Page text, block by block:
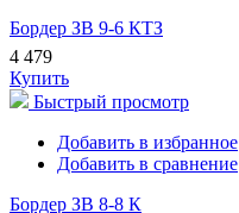
Бордер ЗВ 9-6 КТЗ
4 479
Купить
Быстрый просмотр
Добавить в избранное
Добавить в сравнение
Бордер ЗВ 8-8 К